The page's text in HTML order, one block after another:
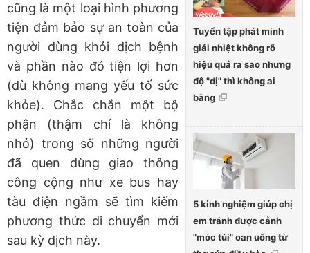
Tuyển tập phát minh
giải nhiệt không rõ
hiệu quả ra sao nhưng
độ "dị" thì không ai
bằng
5 kinh nghiệm giúp chị
em tránh được cảnh
"móc túi" oan uổng từ
cũng là một loại hình phương
tiện đảm bảo sự an toàn của
người dùng khỏi dịch bệnh
và phần nào đó tiện lợi hơn
(dù không mang yếu tố sức
khỏe). Chắc chắn một bộ
phận (thậm chí là không
nhỏ) trong số những người
đã quen dùng giao thông
công cộng như xe bus hay
tàu điện ngầm sẽ tìm kiếm
phương thức di chuyển mới
sau kỳ dịch này.